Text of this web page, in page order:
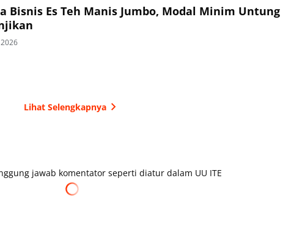
Bisnis Es Teh Manis Jumbo, Modal Minim Untung
Lihat Selengkapnya
jawab komentator seperti diatur dalam UU ITE